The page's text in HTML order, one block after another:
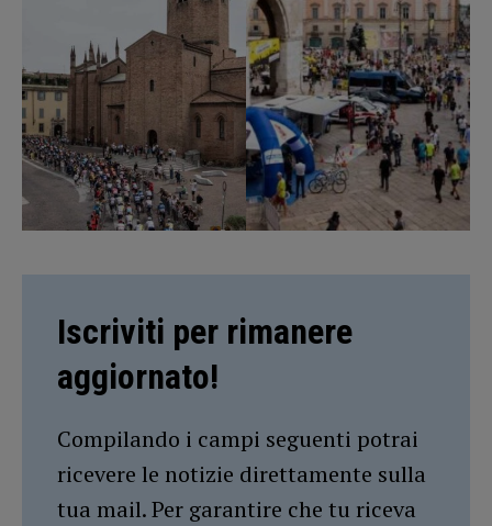
Iscriviti per rimanere
aggiornato!
Compilando i campi seguenti potrai
ricevere le notizie direttamente sulla
tua mail. Per garantire che tu riceva